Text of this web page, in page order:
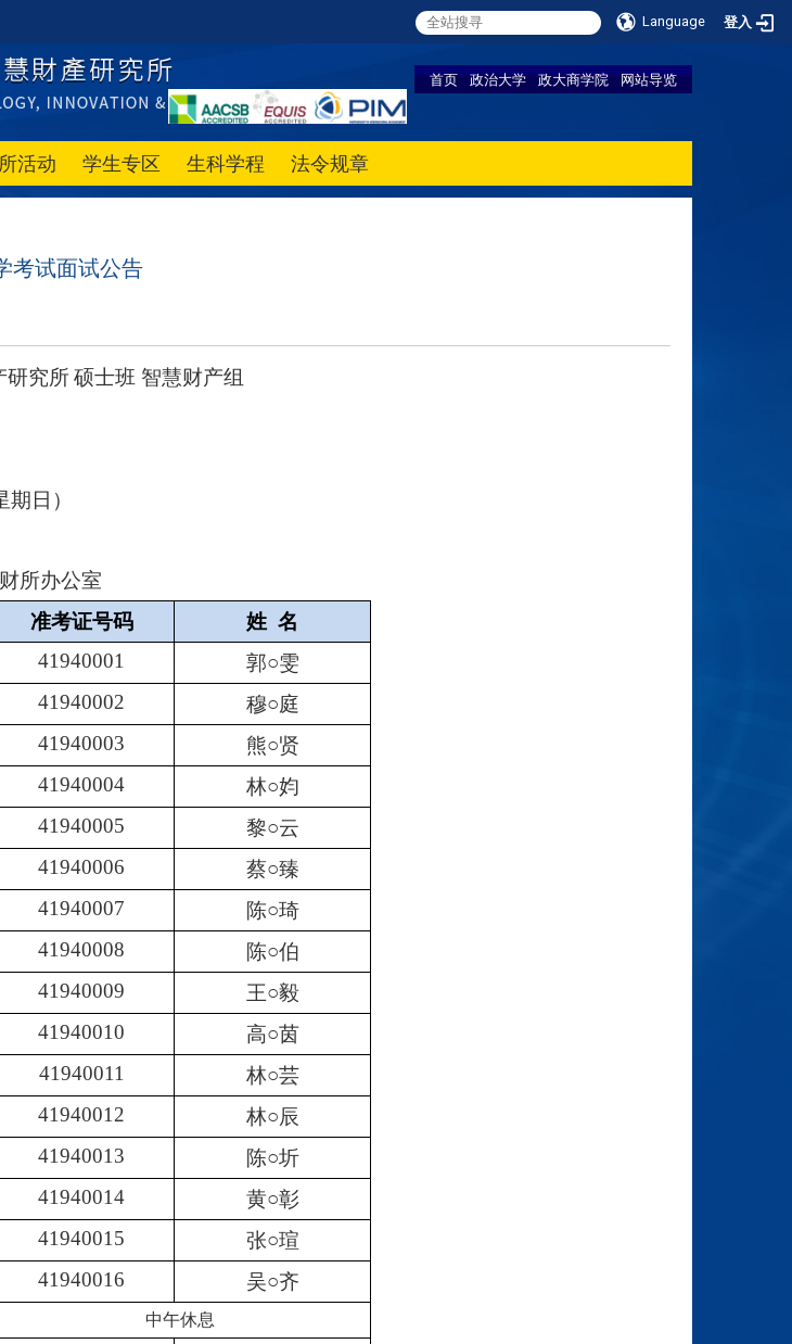
Language 登入
首页 政治大学 政大商学院 网站导览
活动 学生专区 生科学程 法令规章
考试面试公告
研究所硕士班 智慧财产组
期日）
所办公室
准考证号码 姓 名
41940001
郭○雯
41940002
穆○庭
41940003
熊○贤
41940004
林○㚬
41940005
黎○云
41940006
蔡○臻
41940007
陈○琦
41940008
陈○伯
41940009
王○毅
41940010
高○茵
41940011
林○芸
41940012
林○辰
41940013
陈○圻
41940014
黄○彰
41940015
张○瑄
41940016
吴○齐
中午休息